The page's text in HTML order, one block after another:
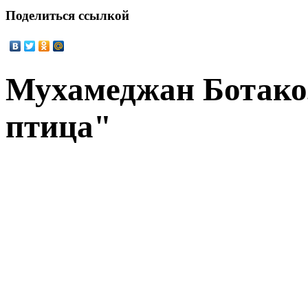
Поделиться ссылкой
Мухамеджан
птица"